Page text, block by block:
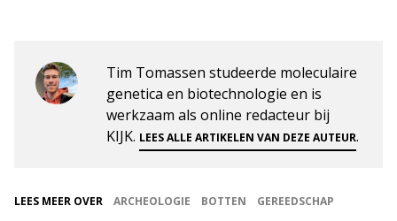
Tim Tomassen studeerde moleculaire
genetica en biotechnologie en is
werkzaam als online redacteur bij
KIJK. LEES ALLE ARTIKELEN VAN DEZE AUTEUR.
LEES MEER OVER ARCHEOLOGIE BOTTEN
GEREEDSCHAP